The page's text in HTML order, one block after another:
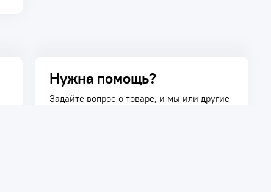
Нужна помощь?
Задайте вопрос о товаре, и мы или другие